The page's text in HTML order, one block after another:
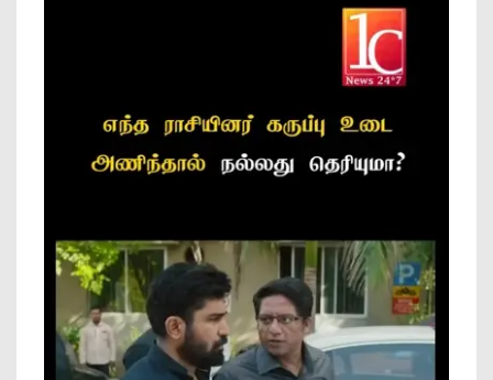
Online